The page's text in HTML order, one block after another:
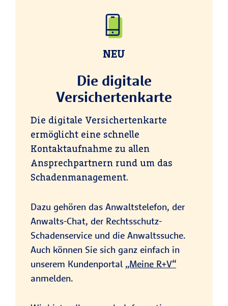
NEU
Die digitale
Versichertenkarte
Die digitale Versichertenkarte
ermöglicht eine schnelle
Kontaktaufnahme zu allen
Ansprechpartnern rund um das
Schadenmanagement.
Dazu gehören das Anwaltstelefon, der
Anwalts-Chat, der Rechtsschutz-
Schadenservice und die Anwaltssuche.
Auch können Sie sich ganz einfach in
unserem Kundenportal „Meine R+V“
anmelden.